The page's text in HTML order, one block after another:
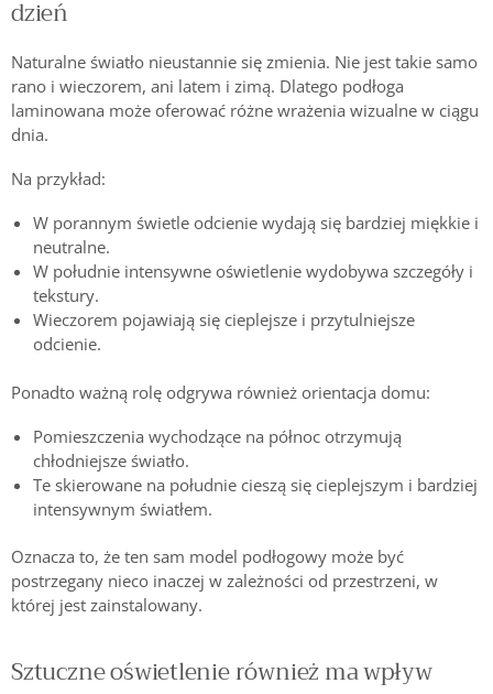
dzień
Naturalne światło nieustannie się zmienia. Nie jest takie samo
rano i wieczorem, ani latem i zimą. Dlatego podłoga
laminowana może oferować różne wrażenia wizualne w ciągu
dnia.
Na przykład:
W porannym świetle odcienie wydają się bardziej miękkie i
neutralne.
W południe intensywne oświetlenie wydobywa szczegóły i
tekstury.
Wieczorem pojawiają się cieplejsze i przytulniejsze
odcienie.
Ponadto ważną rolę odgrywa również orientacja domu:
Pomieszczenia wychodzące na północ otrzymują
chłodniejsze światło.
Te skierowane na południe cieszą się cieplejszym i bardziej
intensywnym światłem.
Oznacza to, że ten sam model podłogowy może być
postrzegany nieco inaczej w zależności od przestrzeni, w
której jest zainstalowany.
Sztuczne oświetlenie również ma wpływ